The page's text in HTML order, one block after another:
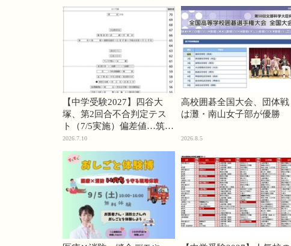
【中学受験2027】四谷大
塚、第2回合不合判定テス
ト（7/5実施）偏差値…筑駒
74・桜蔭70＜PR＞
2026.7.10
高校囲碁全国大会、団体戦
は灘・南山女子部が優勝
2026.8.5